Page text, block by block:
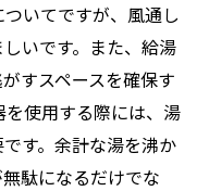
いてですが、風通し
いです。また、給湯
すスペースを確保す
を使用する際には、湯
す。余計な湯を沸か
駄になるだけでな